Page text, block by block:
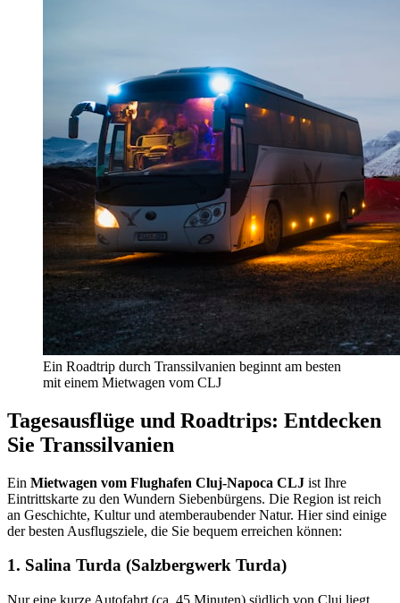
Ein Roadtrip durch Transsilvanien beginnt am besten
mit einem Mietwagen vom CLJ
Tagesausflüge und Roadtrips: Entdecken
Sie Transsilvanien
Ein Mietwagen vom Flughafen Cluj-Napoca CLJ ist Ihre
Eintrittskarte zu den Wundern Siebenbürgens. Die Region ist reich
an Geschichte, Kultur und atemberaubender Natur. Hier sind einige
der besten Ausflugsziele, die Sie bequem erreichen können:
1. Salina Turda (Salzbergwerk Turda)
Nur eine kurze Autofahrt (ca. 45 Minuten) südlich von Cluj liegt